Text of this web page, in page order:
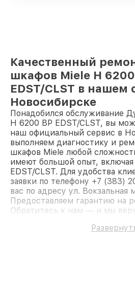
Качественный
шкафов Miele H 6200
EDST/CLST в нашем
Новосибирске
Понадобился обслуживание
H 6200 BP EDST/CLST, вы
наш официальный сервис в
выполняем диагностику и
шкафов Miele любой
имеют большой опыт,
EDST/CLST. Для удобства
заявки по телефону +7 (383)
вас по адресу ул. Вокзальная
Предоставляем гарантию на
Обратитесь к нам — и мы